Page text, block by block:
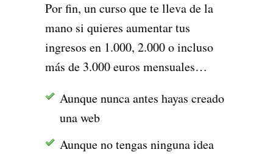
Por fin, un curso que te lleva de la
mano si quieres aumentar tus
ingresos en 1.000, 2.000 o incluso
más de 3.000 euros mensuales…
Aunque nunca antes hayas creado
una web
Aunque no tengas ninguna idea